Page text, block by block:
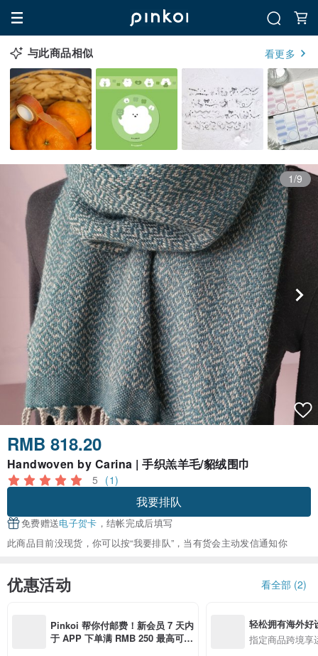
与此商品相似 看更多
1/9
RMB 818.20
Handwoven by Carina | 手织羔羊毛/貂绒围巾
5 (1)
我要排队
免费赠送电子贺卡 ，结帐完成后填写
此商品目前没现货，你可以按“我要排队”，当有货会主动发信通知你
优惠活动 看全部 (2)
Pinkoi 帮你付邮费！新会员 7 天内
于 APP 下单满 RMB 250 最高可折
轻松拥有海外好
指定商品跨境享